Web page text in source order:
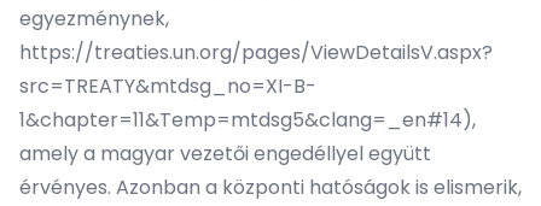
egyezménynek,
https://treaties.un.org/pages/ViewDetailsV.aspx?
src=TREATY&mtdsg_no=XI-B-
1&chapter=11&Temp=mtdsg5&clang=_en#14),
amely a magyar vezetői engedéllyel együtt
érvényes. Azonban a központi hatóságok is elismerik,